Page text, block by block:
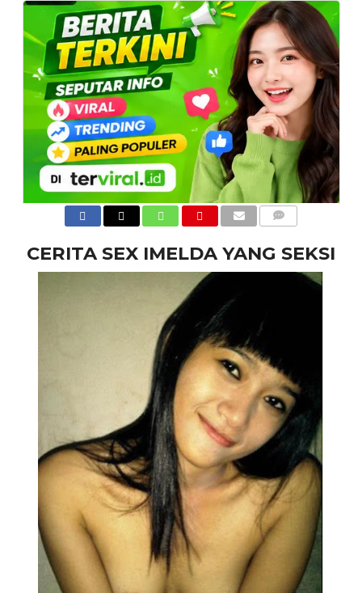
CERITA SEX IMELDA YANG SEKSI